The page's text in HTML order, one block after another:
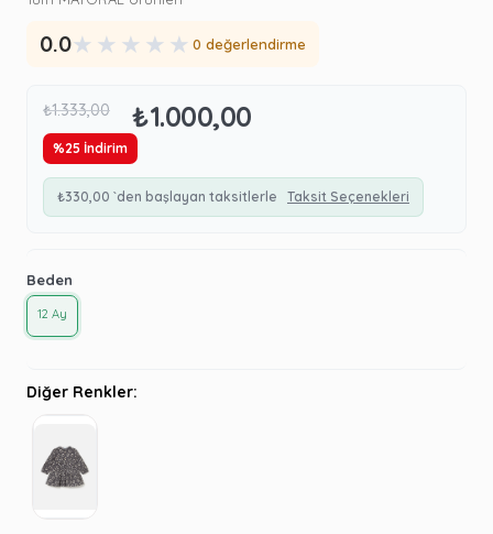
0.0★ ★ ★ ★ ★ 0 değerlendirme
₺1.333,00 ₺1.000,00
%25 İndirim
₺330,00 `den başlayan taksitlerle Taksit Seçenekleri
Beden
12 Ay
Diğer Renkler: